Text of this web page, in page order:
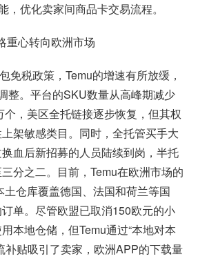
，优化卖家间商品卡交易流程。
重心转向欧洲市场
免税政策，Temu的增速有所放缓，
整。平台的SKU数量从高峰期减少
，美区全托链接逐步恢复，但其权
架敏感类目。同时，全托管买手大
血后新招募的人员陆续到岗，半托
分之二。目前，Temu在欧洲市场的
仓库覆盖德国、法国和荷兰等国
单。尽管欧盟已取消150欧元的小
本地仓储，但Temu通过“本地对本
补贴吸引了卖家，欧洲APP的下载量